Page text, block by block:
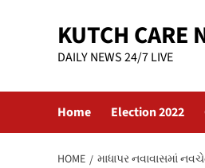
KUTCH CARE
DAILY NEWS 24/7 LIVE
Home Election 2022
HOME માધાપર નવાવાસમાં